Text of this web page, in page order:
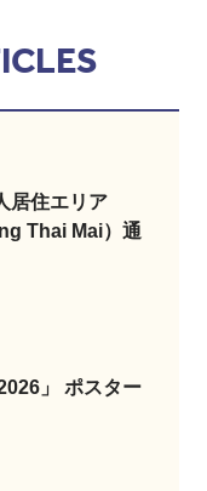
居住エリア
Thai Mai）通
」 ポスター